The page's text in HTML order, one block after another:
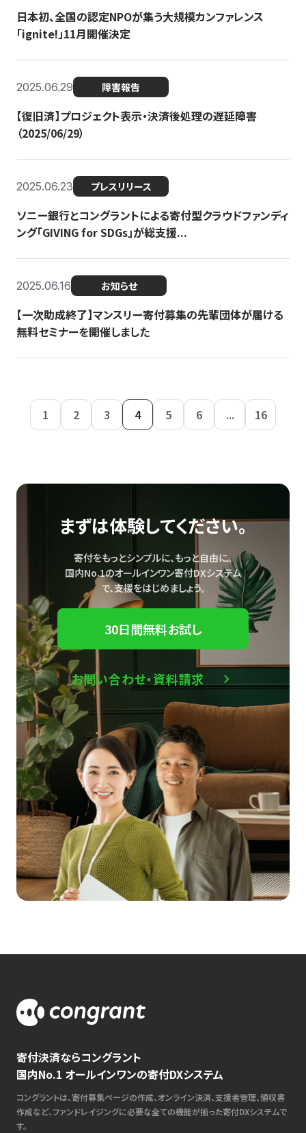
日本初、全国の認定NPOが集う大規模カンファレンス
「ignite!」11月開催決定
2025.06.29 障害報告
【復旧済】プロジェクト表示・決済後処理の遅延障害
（2025/06/29）
2025.06.23 プレスリリース
ソニー銀行とコングラントによる寄付型クラウドファンディ
ング「GIVING for SDGs」が総支援...
2025.06.16 お知らせ
【一次助成終了】マンスリー寄付募集の先輩団体が届ける
無料セミナーを開催しました
1 2 3 4 5 6 ... 16
まずは体験してください。
寄付をもっとシンプルに、もっと自由に。
国内No.1のオールインワン寄付DXシステム
で、支援をはじめましょう。
30日間無料お試し
お問い合わせ・資料請求
寄付決済ならコングラント
国内No.1 オールインワンの寄付DXシステム
コングラントは、寄付募集ページの作成、オンライン決済、支援者管理、領収書
作成など、ファンドレイジングに必要な全ての機能が揃った寄付DXシステムで
す。